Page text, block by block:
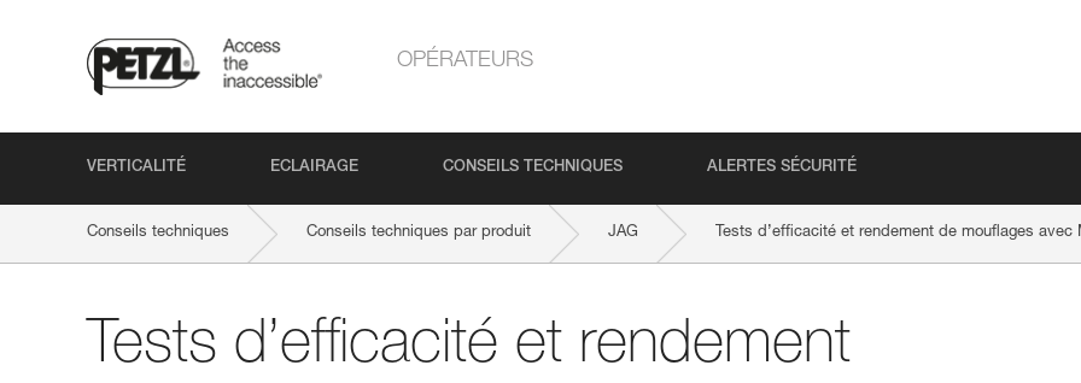
OPÉRATEURS
VERTICALITÉ ECLAIRAGE CONSEILS TECHNIQUES ALERTES SÉCURITÉ
Conseils techniques Conseils techniques par produit JAG Tests d’efficacité et rendement de mouflages avec
Tests d’efficacité et rendement